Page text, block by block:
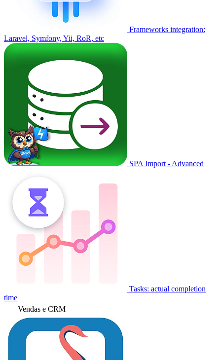
Frameworks integration:
Laravel, Symfony, Yii, RoR, etc
SPA Import - Advanced
Tasks: actual completion
time
Vendas e CRM